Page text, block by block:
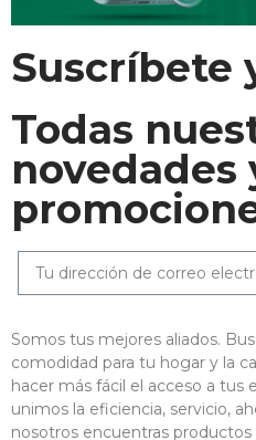
Suscríbete
Todas
novedades
Somos tus mejores aliados.
comodidad para tu hogar y la
hacer más fácil el acceso a tus
unimos la eficiencia, servicio,
nosotros encuentras productos